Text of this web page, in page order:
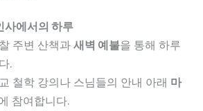
사에서의 하루
주변 산책과새벽 예불을 통해 하루
.
철학 강의나 스님들의 안내 아래 마
참여합니다.